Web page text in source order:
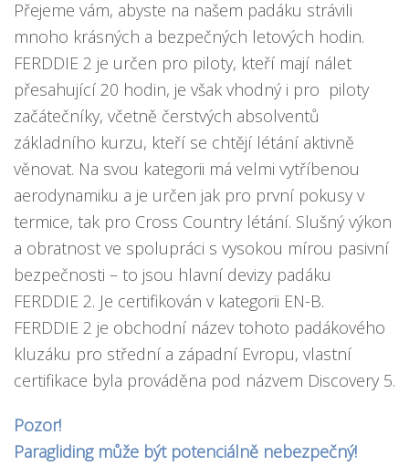
Přejeme vám, abyste na našem padáku strávili
mnoho krásných a bezpečných letových hodin.
FERDDIE 2 je určen pro piloty, kteří mají nálet
přesahující 20 hodin, je však vhodný i pro piloty
začátečníky, včetně čerstvých absolventů
základního kurzu, kteří se chtějí létání aktivně
věnovat. Na svou kategorii má velmi vytříbenou
aerodynamiku a je určen jak pro první pokusy v
termice, tak pro Cross Country létání. Slušný výkon
a obratnost ve spolupráci s vysokou mírou pasivní
bezpečnosti – to jsou hlavní devizy padáku
FERDDIE 2. Je certifikován v kategorii EN-B.
FERDDIE 2 je obchodní název tohoto padákového
kluzáku pro střední a západní Evropu, vlastní
certifikace byla prováděna pod názvem Discovery 5.
Pozor!
Paragliding může být potenciálně nebezpečný!